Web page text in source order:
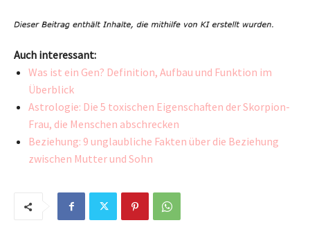
Auch interessant:
Was ist ein Gen? Definition, Aufbau und Funktion im
Überblick
Astrologie: Die 5 toxischen Eigenschaften der Skorpion-
Frau, die Menschen abschrecken
Beziehung: 9 unglaubliche Fakten über die Beziehung
zwischen Mutter und Sohn